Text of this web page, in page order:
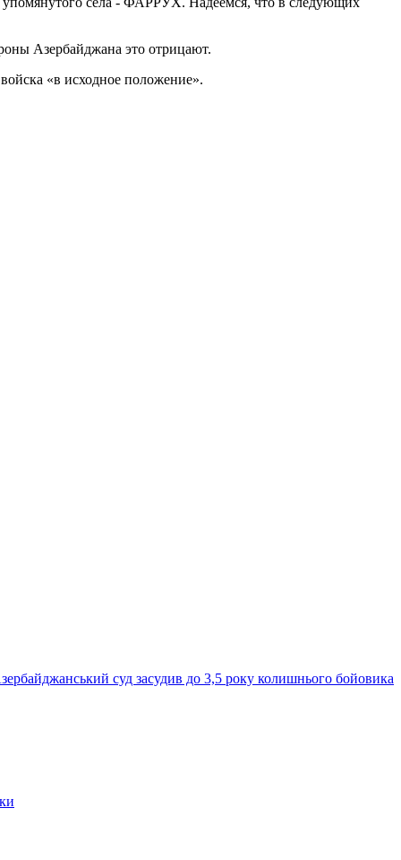
Азербайджана это отрицают.
«в исходное положение».
суд засудив до 3,5 року колишнього бойовика